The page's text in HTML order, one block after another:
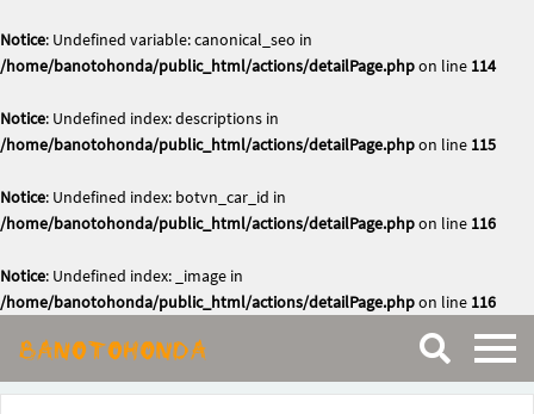
Notice: Undefined variable: canonical_seo in
/home/banotohonda/public_html/actions/detailPage.phpon line 114
Notice: Undefined index: descriptions in
/home/banotohonda/public_html/actions/detailPage.phpon line 115
Notice: Undefined index: botvn_car_id in
/home/banotohonda/public_html/actions/detailPage.phpon line 116
Notice: Undefined index: _image in
/home/banotohonda/public_html/actions/detailPage.phpon line 116